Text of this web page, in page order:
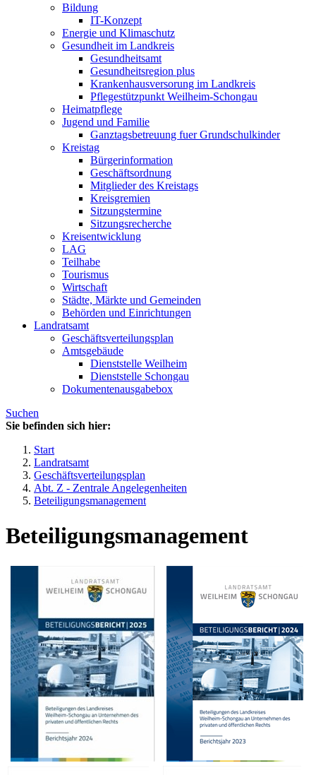
Bildung
IT-Konzept
Energie und Klimaschutz
Gesundheit im Landkreis
Gesundheitsamt
Gesundheitsregion plus
Krankenhausversorung im Landkreis
Pflegestützpunkt Weilheim-Schongau
Heimatpflege
Jugend und Familie
Ganztagsbetreuung fuer Grundschulkinder
Kreistag
Bürgerinformation
Geschäftsordnung
Mitglieder des Kreistags
Kreisgremien
Sitzungstermine
Sitzungsrecherche
Kreisentwicklung
LAG
Teilhabe
Tourismus
Wirtschaft
Städte, Märkte und Gemeinden
Behörden und Einrichtungen
Landratsamt
Geschäftsverteilungsplan
Amtsgebäude
Dienststelle Weilheim
Dienststelle Schongau
Dokumentenausgabebox
Suchen
Sie befinden sich hier:
Start
Landratsamt
Geschäftsverteilungsplan
Abt. Z - Zentrale Angelegenheiten
Beteiligungsmanagement
Beteiligungsmanagement